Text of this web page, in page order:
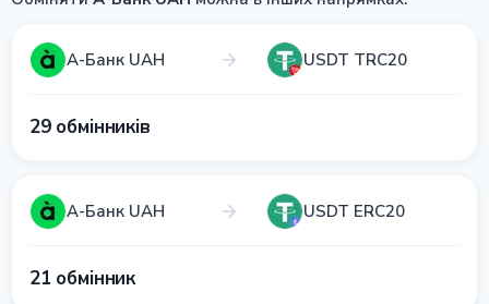
А-Банк UAH USDT TRC20
29 обмінників
А-Банк UAH USDT ERC20
21 обмінник